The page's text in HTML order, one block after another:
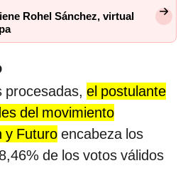
Rohel Sánchez, virtual
procesadas, el postulante
del movimiento
y Futuro encabeza los
de los votos válidos